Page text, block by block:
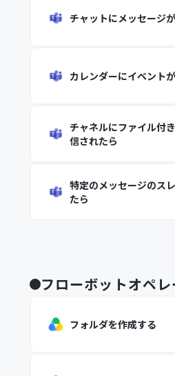
チャットにメッセージ
カレンダーにイベント
チャネルにファイル付
信されたら
特定のメッセージのス
たら
フローボットオペ
フォルダを作成する